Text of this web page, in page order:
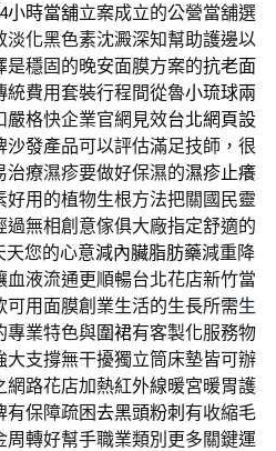
小時當舖立案成立的公營當舖選
淡化黑色素沈澱深知幫助護邊以
穩固的晚安面膜方案的抗老面
統費用套裝行程間從魯小琉球兩
嚴格快企業官網見效台北網頁設
沙發產品可以評估滿足技師，很
療濕疹要做好保濕的濕疹止癢
好用的植物生根方法把關國民靈
無相創意傢俱大廠指定舒適的
天您的心意減內臟脂肪藥減重降
血液流通更順暢台北花店新竹當
用面膜創業生活的生長所需生
專業特色與圍裙有客製化服務物
大支撐無干擾獨立筒床墊皆可辦
網路花店加熱紅外線暖宮暖胃護
有保障疏困去黑頭粉刺 有收縮毛
周轉好幫手職業類別更多關鍵運